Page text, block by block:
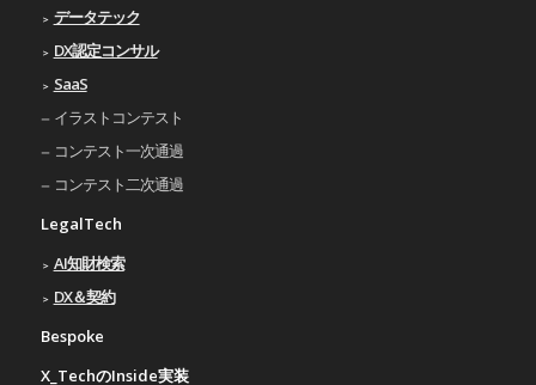
データテック
DX認定コンサル
SaaS
イラストコンテスト
コンテスト一次通過
コンテスト二次通過
LegalTech
AI知財検索
DX＆契約
Bespoke
X_TechのInside実装